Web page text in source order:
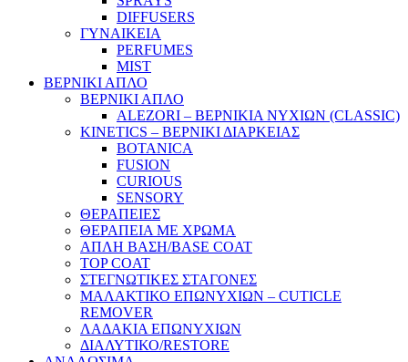
DIFFUSERS
ΓΥΝΑΙΚΕΙΑ
PERFUMES
MIST
ΒΕΡΝΙΚΙ ΑΠΛΟ
ΒΕΡΝΙΚΙ ΑΠΛΟ
ALEZORI – ΒΕΡΝΙΚΙΑ ΝΥΧΙΩΝ (CLASSIC)
KINETICS – ΒΕΡΝΙΚΙ ΔΙΑΡΚΕΙΑΣ
BOTANICA
FUSION
CURIOUS
SENSORY
ΘΕΡΑΠΕΙΕΣ
ΘΕΡΑΠΕΙΑ ΜΕ ΧΡΩΜΑ
ΑΠΛΗ ΒΑΣΗ/BASE COAT
TOP COAT
ΣΤΕΓΝΩΤΙΚΕΣ ΣΤΑΓΟΝΕΣ
ΜΑΛΑΚΤΙΚΟ ΕΠΩΝΥΧΙΩΝ – CUTICLE
REMOVER
ΛΑΔΑΚΙΑ ΕΠΩΝΥΧΙΩΝ
ΔΙΑΛΥΤΙΚΟ/RESTORE